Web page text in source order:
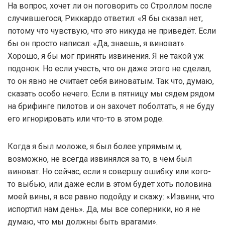
На вопрос, хочет ли он поговорить со Строллом после
случившегося, Риккардо ответил: «Я бы сказал нет,
потому что чувствую, что это никуда не приведёт. Если
бы он просто написал: «Да, знаешь, я виноват».
Хорошо, я бы мог принять извинения. Я не такой уж
подонок. Но если учесть, что он даже этого не сделал,
то он явно не считает себя виноватым. Так что, думаю,
сказать особо нечего. Если в пятницу мы сядем рядом
на брифинге пилотов и он захочет поболтать, я не буду
его игнорировать или что-то в этом роде.
Когда я был моложе, я был более упрямым и,
возможно, не всегда извинялся за то, в чем был
виноват. Но сейчас, если я совершу ошибку или кого-
то выбью, или даже если в этом будет хоть половина
моей вины, я все равно подойду и скажу: «Извини, что
испортил нам день». Да, мы все соперники, но я не
думаю, что мы должны быть врагами».